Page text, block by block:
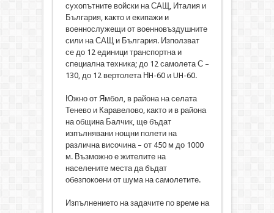
сухопътните войски на САЩ, Италия и
България, както и екипажи и
военнослужещи от военновъздушните
сили на САЩ и България. Използват
се до 12 единици транспортна и
специална техника; до 12 самолета С –
130, до 12 вертолета НH-60 и UH-60.
Южно от Ямбол, в района на селата
Тенево и Каравелово, както и в района
на община Балчик, ще бъдат
изпълнявани нощни полети на
различна височина – от 450 м до 1000
м. Възможно е жителите на
населените места да бъдат
обезпокоени от шума на самолетите.
Изпълнението на задачите по време на